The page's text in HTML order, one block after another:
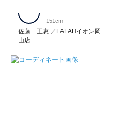
佐藤 正恵
LALAHイオン岡
山店
151cm